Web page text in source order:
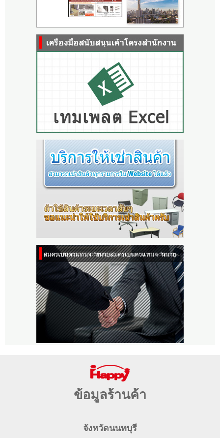
ข้อมูลร้านค้า
จังหวัดนนทบุรี